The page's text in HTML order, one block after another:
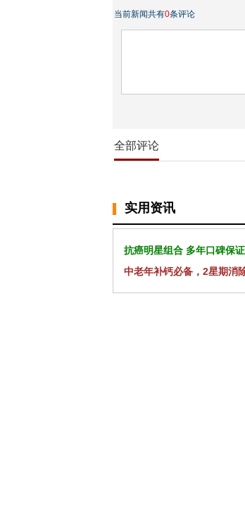
当前新闻共有0条评论
全部评论
实用资讯
抗癌明星组合 多年口碑保
中老年补钙必备，2星期消